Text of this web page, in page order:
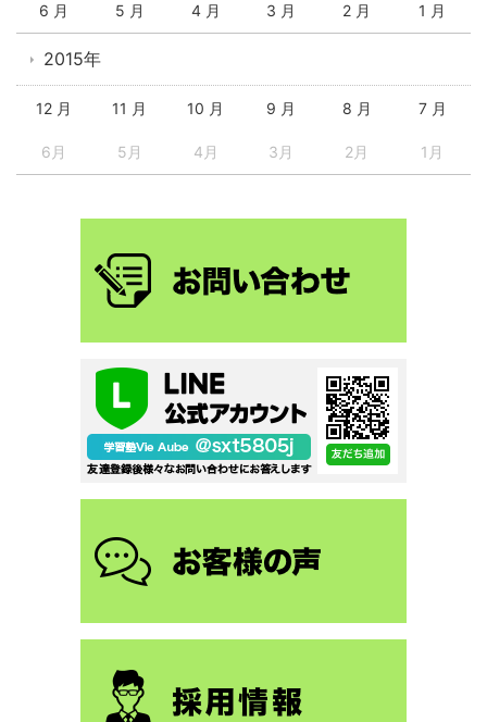
6 月 5 月 4 月 3 月 2 月 1 月
2015年
12 月 11 月 10 月 9 月 8 月 7 月
6月 5月 4月 3月 2月 1月